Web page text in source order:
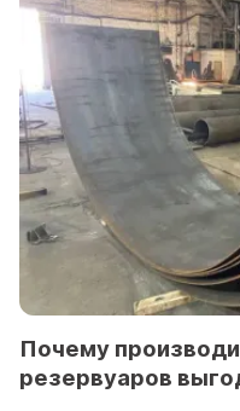
Почему
резервуаров